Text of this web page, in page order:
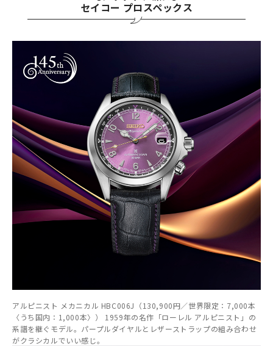
セイコー プロスペックス
アルピニスト メカニカル HBC006J（130,900円／世界限定：7,000本
〈うち国内：1,000本〉） 1959年の名作「ローレル アルピニスト」の
系譜を継ぐモデル。パープルダイヤルとレザーストラップの組み合わせ
がクラシカルでいい感じ。